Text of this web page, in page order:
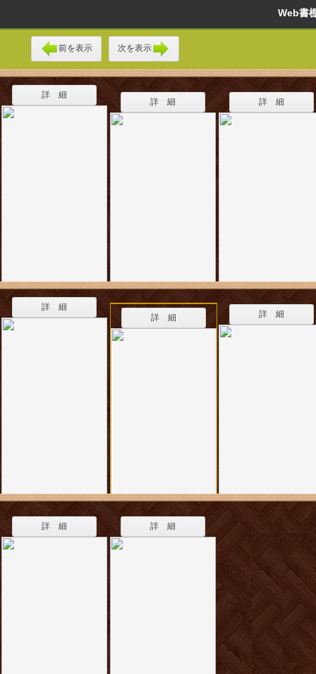
Web
前を表示 次を表示
詳 細
詳 細 詳 細
詳 細
詳 細
詳 細
詳 細 詳 細